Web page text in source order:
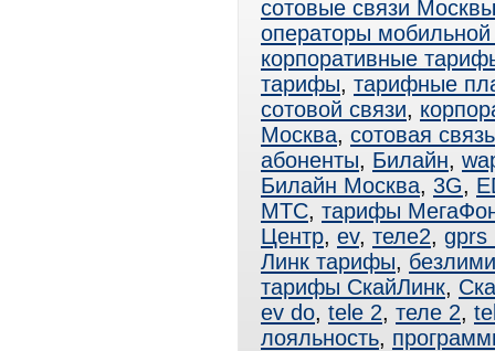
сотовые связи Москвы
операторы мобильной
корпоративные
тарифы, тарифные
сотовой связи,
Москва, сотовая
абоненты, Билайн,
Билайн Москва, 3G,
МТС, тарифы
Центр, ev, теле2, gprs
Линк тарифы,
тарифы СкайЛинк,
ev do, tele 2, теле 2,
лояльность,